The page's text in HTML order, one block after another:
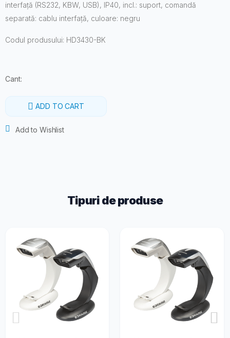
interfață (RS232, KBW, USB), IP40, incl.: suport, comandă
separată: cablu interfață, culoare: negru
Codul produsului: HD3430-BK
Cant:
ADD TO CART
Add to Wishlist
Tipuri de produse